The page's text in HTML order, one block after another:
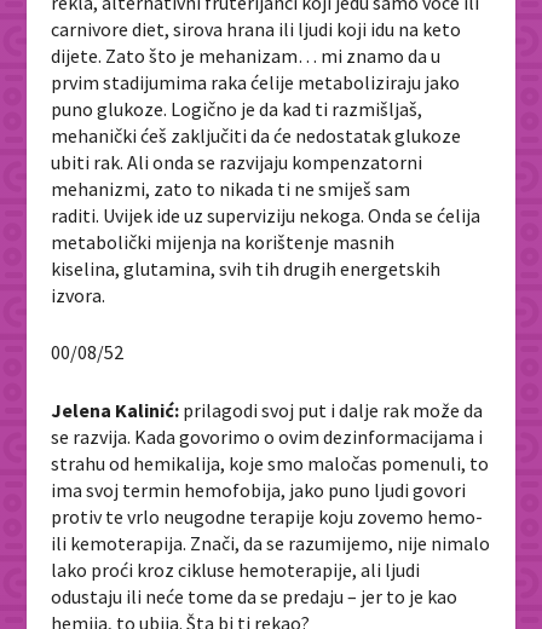
carnivore diet, sirova hrana ili ljudi koji idu na keto
dijete. Zato što je mehanizam… mi znamo da u
prvim stadijumima raka ćelije metaboliziraju jako
puno glukoze. Logično je da kad ti razmišljaš,
mehanički ćeš zaključiti da će nedostatak glukoze
ubiti rak. Ali onda se razvijaju kompenzatorni
mehanizmi, zato to nikada ti ne smiješ sam
raditi. Uvijek ide uz superviziju nekoga. Onda se ćelija
metabolički mijenja na korištenje masnih
kiselina, glutamina, svih tih drugih energetskih
izvora.
00/08/52
Jelena Kalinić: prilagodi svoj put i dalje rak može da
se razvija. Kada govorimo o ovim dezinformacijama i
strahu od hemikalija, koje smo maločas pomenuli, to
ima svoj termin hemofobija, jako puno ljudi govori
protiv te vrlo neugodne terapije koju zovemo hemo-
ili kemoterapija. Znači, da se razumijemo, nije nimalo
lako proći kroz cikluse hemoterapije, ali ljudi
odustaju ili neće tome da se predaju – jer to je kao
hemija, to ubija. Šta bi ti rekao?